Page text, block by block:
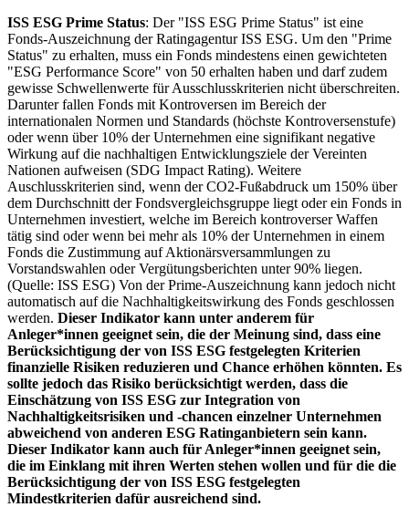
ISS ESG Prime Status: Der "ISS ESG Prime Status" ist eine
Fonds-Auszeichnung der Ratingagentur ISS ESG. Um den "Prime
Status" zu erhalten, muss ein Fonds mindestens einen gewichteten
"ESG Performance Score" von 50 erhalten haben und darf zudem
gewisse Schwellenwerte für Ausschlusskriterien nicht überschreiten.
Darunter fallen Fonds mit Kontroversen im Bereich der
internationalen Normen und Standards (höchste Kontroversenstufe)
oder wenn über 10% der Unternehmen eine signifikant negative
Wirkung auf die nachhaltigen Entwicklungsziele der Vereinten
Nationen aufweisen (SDG Impact Rating). Weitere
Auschlusskriterien sind, wenn der CO2-Fußabdruck um 150% über
dem Durchschnitt der Fondsvergleichsgruppe liegt oder ein Fonds in
Unternehmen investiert, welche im Bereich kontroverser Waffen
tätig sind oder wenn bei mehr als 10% der Unternehmen in einem
Fonds die Zustimmung auf Aktionärsversammlungen zu
Vorstandswahlen oder Vergütungsberichten unter 90% liegen.
(Quelle: ISS ESG) Von der Prime-Auszeichnung kann jedoch nicht
automatisch auf die Nachhaltigkeitswirkung des Fonds geschlossen
werden. Dieser Indikator kann unter anderem für
Anleger*innen geeignet sein, die der Meinung sind, dass eine
Berücksichtigung der von ISS ESG festgelegten Kriterien
finanzielle Risiken reduzieren und Chance erhöhen könnten. Es
sollte jedoch das Risiko berücksichtigt werden, dass die
Einschätzung von ISS ESG zur Integration von
Nachhaltigkeitsrisiken und -chancen einzelner Unternehmen
abweichend von anderen ESG Ratinganbietern sein kann.
Dieser Indikator kann auch für Anleger*innen geeignet sein,
die im Einklang mit ihren Werten stehen wollen und für die die
Berücksichtigung der von ISS ESG festgelegten
Mindestkriterien dafür ausreichend sind.